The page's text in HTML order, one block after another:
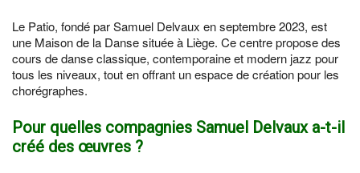
Le Patio, fondé par Samuel Delvaux en septembre 2023, est
une Maison de la Danse située à Liège. Ce centre propose des
cours de danse classique, contemporaine et modern jazz pour
tous les niveaux, tout en offrant un espace de création pour les
chorégraphes.
Pour quelles compagnies Samuel Delvaux a-t-il
créé des œuvres ?